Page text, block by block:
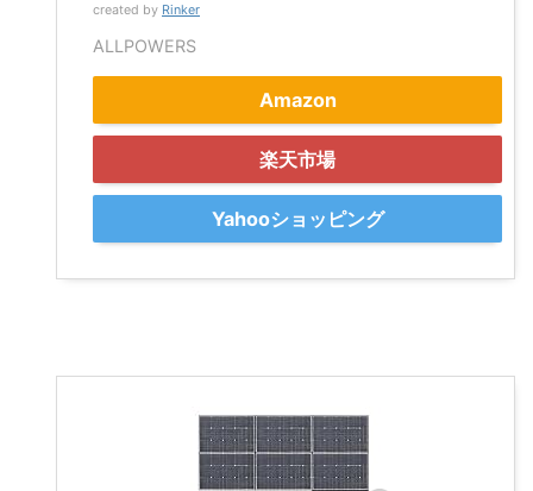
created by Rinker
ALLPOWERS
Amazon
楽天市場
Yahooショッピング